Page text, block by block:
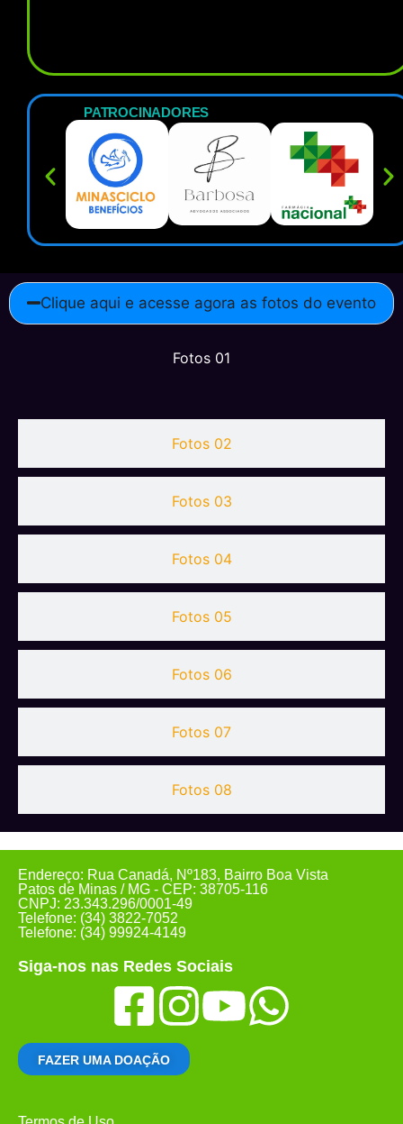
PATROCINADORES
Clique aqui e acesse agora as fotos do evento
Fotos 01
Fotos 02
Fotos 03
Fotos 04
Fotos 05
Fotos 06
Fotos 07
Fotos 08
Endereço: Rua Canadá, Nº183, Bairro Boa Vista
Patos de Minas / MG - CEP: 38705-116
CNPJ: 23.343.296/0001-49
Telefone: (34) 3822-7052
Telefone: (34) 99924-4149
Siga-nos nas Redes Sociais
FAZER UMA DOAÇÃO